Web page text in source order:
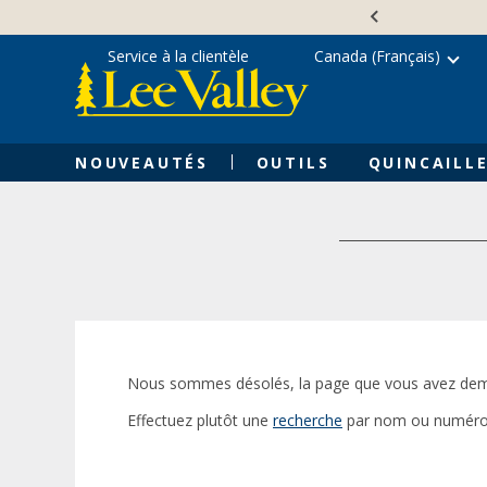
content
NOUVEAUTÉS OUTILS
Service à la clientèle Canada (Français)
Nous sommes désolés, la page que vous avez
Effectuez plutôt une recherche par nom ou